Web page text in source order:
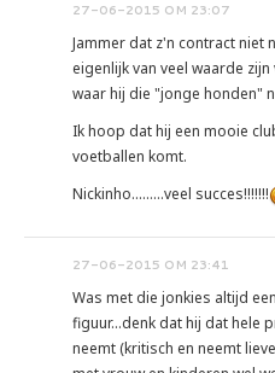
27-06-2015 OM 23:07
Jammer dat z'n contract niet
eigenlijk van veel waarde
waar hij die "jonge honden"
Ik hoop dat hij een mooie
voetballen komt.
Nickinho.........veel succes!!!!!!!
27-06-2015 OM 23:41
Was met die jonkies altijd
figuur...denk dat hij dat hele
neemt (kritisch en neemt